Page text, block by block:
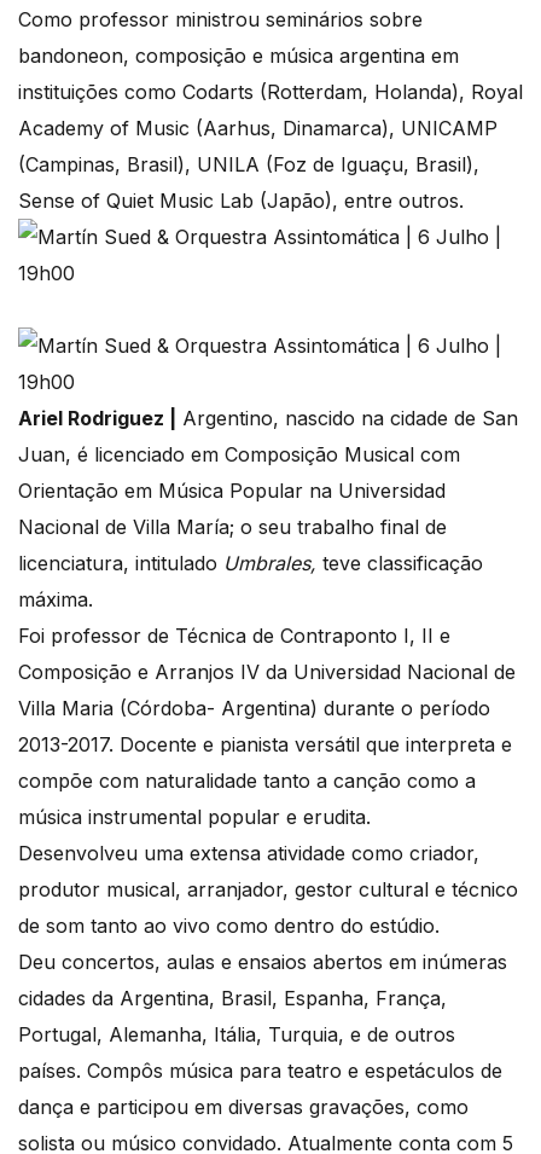
Como professor ministrou seminários sobre
bandoneon, composição e música argentina em
instituições como Codarts (Rotterdam, Holanda), Royal
Academy of Music (Aarhus, Dinamarca), UNICAMP
(Campinas, Brasil), UNILA (Foz de Iguaçu, Brasil),
Sense of Quiet Music Lab (Japão), entre outros.
Ariel Rodriguez |
Argentino, nascido na cidade de San
Juan, é licenciado em Composição Musical com
Orientação em Música Popular na Universidad
Nacional de Villa María; o seu trabalho final de
licenciatura, intitulado Umbrales, teve classificação
máxima.
Foi professor de Técnica de Contraponto I, II e
Composição e Arranjos IV da Universidad Nacional de
Villa Maria (Córdoba- Argentina) durante o período
2013-2017. Docente e pianista versátil que interpreta e
compõe com naturalidade tanto a canção como a
música instrumental popular e erudita.
Desenvolveu uma extensa atividade como criador,
produtor musical, arranjador, gestor cultural e técnico
de som tanto ao vivo como dentro do estúdio.
Deu concertos, aulas e ensaios abertos em inúmeras
cidades da Argentina, Brasil, Espanha, França,
Portugal, Alemanha, Itália, Turquia, e de outros
países. Compôs música para teatro e espetáculos de
dança e participou em diversas gravações, como
solista ou músico convidado. Atualmente conta com 5